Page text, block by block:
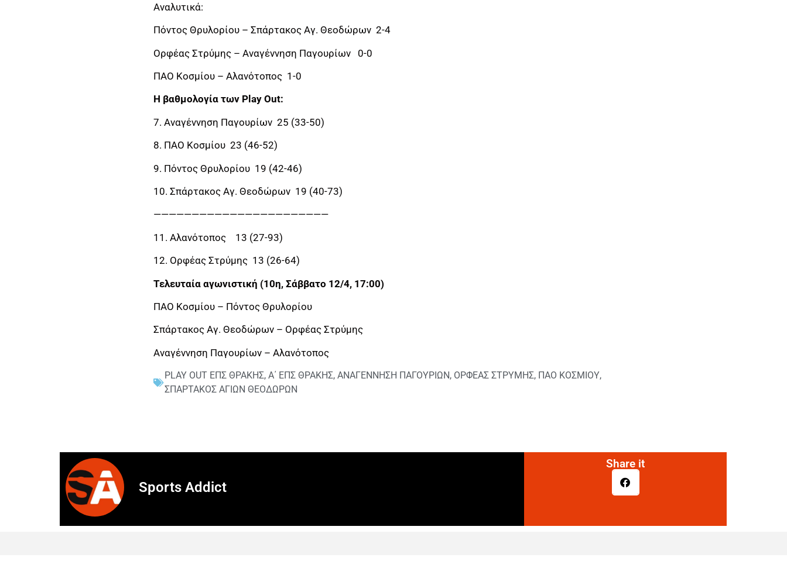
Αναλυτικά:
Πόντος Θρυλορίου – Σπάρτακος Αγ. Θεοδώρων 2-4
Ορφέας Στρύμης – Αναγέννηση Παγουρίων 0-0
ΠΑΟ Κοσμίου – Αλανότοπος 1-0
Η βαθμολογία των Play Out:
7. Αναγέννηση Παγουρίων 25 (33-50)
8. ΠΑΟ Κοσμίου 23 (46-52)
9. Πόντος Θρυλορίου 19 (42-46)
10. Σπάρτακος Αγ. Θεοδώρων 19 (40-73)
———————————————————————
11. Αλανότοπος 13 (27-93)
12. Ορφέας Στρύμης 13 (26-64)
Τελευταία αγωνιστική (10η, Σάββατο 12/4, 17:00)
ΠΑΟ Κοσμίου – Πόντος Θρυλορίου
Σπάρτακος Αγ. Θεοδώρων – Ορφέας Στρύμης
Αναγέννηση Παγουρίων – Αλανότοπος
PLAY OUT ΕΠΣ ΘΡΑΚΗΣ, Α΄ ΕΠΣ ΘΡΑΚΗΣ, ΑΝΑΓΕΝΝΗΣΗ ΠΑΓΟΥΡΙΩΝ, ΟΡΦΕΑΣ ΣΤΡΥΜΗΣ, ΠΑΟ ΚΟΣΜΙΟΥ,
ΣΠΑΡΤΑΚΟΣ ΑΓΙΩΝ ΘΕΟΔΩΡΩΝ
Sports Addict
Share it